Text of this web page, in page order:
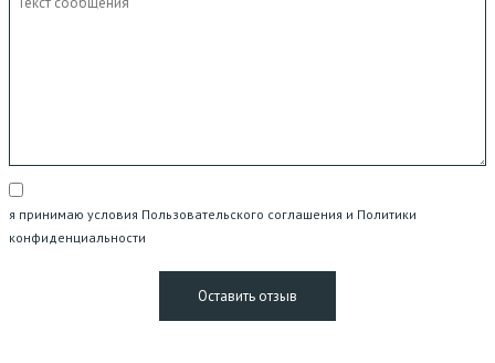
я принимаю условия Пользовательского соглашения и Политики
конфиденциальности